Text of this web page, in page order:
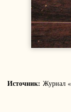
Источник: Журнал